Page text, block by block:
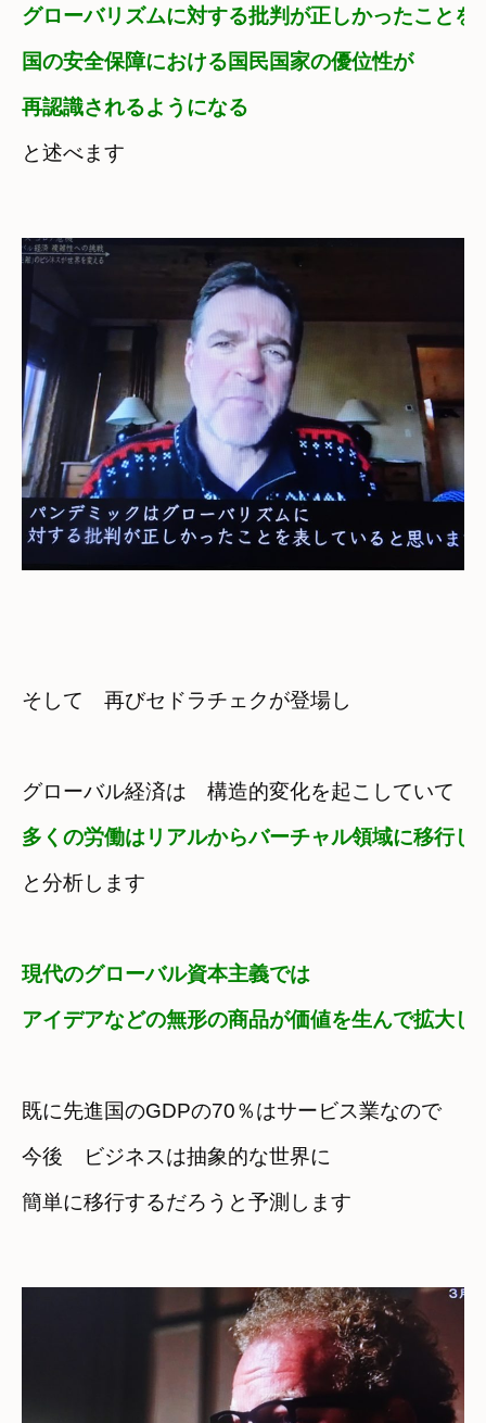
グローバリズムに対する批判が正しかったことを
国の安全保障における国民国家の優位性が
再認識されるようになる
と述べます
そして　再びセドラチェクが登場し
グローバル経済は　構造的変化を起こしていて
多くの労働は リアルからバーチャル領域に移行し
と分析します
現代のグローバル資本主義では
アイデアなどの無形の商品が価値を生んで拡大し
既に先進国のGDPの70％はサービス業なので
今後　ビジネスは抽象的な世界に
簡単に移行するだろうと予測します